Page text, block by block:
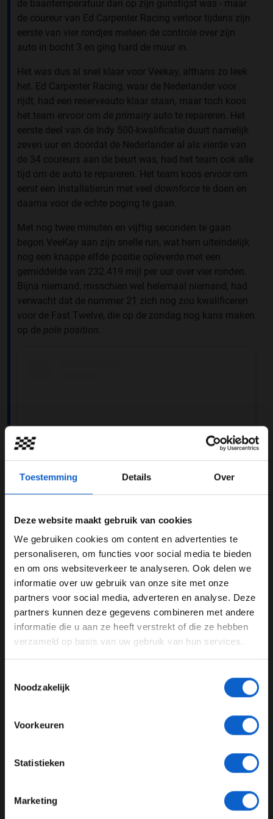
Toestemming Details Over
Deze website maakt gebruik van cookies
We gebruiken cookies om content en advertenties te
personaliseren, om functies voor social media te bieden
en om ons websiteverkeer te analyseren. Ook delen we
informatie over uw gebruik van onze site met onze
partners voor social media, adverteren en analyse. Deze
partners kunnen deze gegevens combineren met andere
informatie die u aan ze heeft verstrekt of die ze hebben
verzameld op basis van uw gebruik van hun services.
Noodzakelijk
Voorkeuren
Statistieken
Marketing
de baantemperatuur dan op zijn gunstigst was - maar
de coureur van Ed Carpenter Racing verloor tijdens zijn
eerste van vier rondjes meteen de controle over zijn
auto in bocht 3 en ging hard de muur in.
Het was dus al snel klaar voor Veekay, althans zo leek
het. Ed Carpenter Racing, waar de Nederlander voor
rijdt, had een reserveauto klaar staan, maar toch koos
het team ervoor om de primairy auto te repareren. Het
eerste deel van de Indy 500-kwalificatie duurt namelijk
zeven uur en doordat de Nederlander al als vierde van
de 34 coureurs aan de beurt was, had het team ook alle
tijd om de auto te repareren. Het team koos ervoor om
eerst een installatierun met veel downforce te doen en
daarna voor de echte poging te gaan.
Met nog twee minuten en vijftig seconden te gaan
begon VeeKay aan zijn snelle run, wat hem uiteindelijk
nog een knappe elfde positie opleverde met een
gemiddelde van 232.419 mijl per uur over vier ronden.
Bijna niemand, misschien wel helemaal niemand, had
verwacht dat de nummer 21 zich nog zou kwalificeren
voor de Fast Twelve, die op de zondag nog kans maken
op de pole position
Dit bericht op Instagram bekijken
VeeKay komt net tekort voor Fast Six,
Op zondag werd deze Fast Six verreden. De
Nederlander kwam als tweede coureur in actie en was
nog sneller dan op de zaterdag. De openingsronde van
VeeKay was met een gemiddelde van 233.499 mijl per
WELKOM BIJ GRAND PRIX RADIO
Ben je 24 jaar of ouder?
Pas je advertentie instellingen aan en klik hieronder om
door te gaan naar de website!
Advertentie instellingen
voor meer informatie over